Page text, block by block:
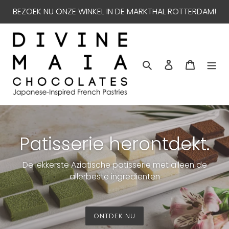
naar
content
BEZOEK NU ONZE WINKEL IN DE MARKTHAL ROTTERDAM!
Zoeken Aanmelden
Patisserie herontdekt.
De lekkerste Aziatische patisserie met alleen de
allerbeste ingrediënten
ONTDEK NU